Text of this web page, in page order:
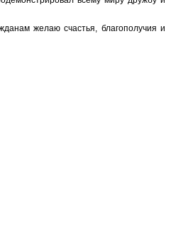
желаю счастья, благополучия и